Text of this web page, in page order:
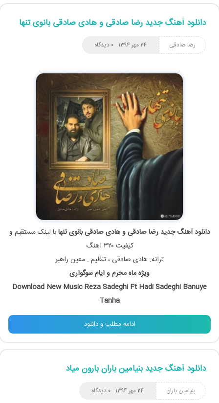
دانلود آهنگ جدید رضا صادقی و هادی صادقی بانوی تنها
رضا صادقی ۰ دیدگاه ۲۴ مهر ۱۳۹۴
دانلود آهنگ جدید رضا صادقی و هادی صادقی بانوی تنهابا لینک مستقیم و
کیفیت ۳۲۰ اهنگ
ترانه: هادی صادقی ، تنظیم : معین راهبر
ویژه ماه محرم و ایام سوگواری
Download New Music Reza Sadeghi Ft Hadi Sadeghi Banuye
Tanha
ادامه مطلب و دانلود
دانلود آهنگ جدید بنیامین باران بارون میاد
بنیامین باران ۰ دیدگاه ۲۴ مهر ۱۳۹۴